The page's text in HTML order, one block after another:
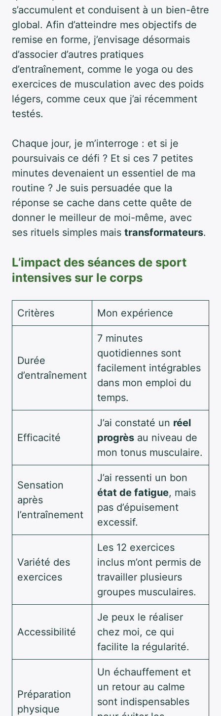
s’accumulent et conduisent à un bien-être
global. Afin d’atteindre mes objectifs de
remise en forme, j’envisage désormais
d’associer d’autres pratiques
d’entraînement, comme le yoga ou des
exercices de musculation avec des poids
légers, comme ceux que j’ai récemment
testés.
Chaque jour, je m’interroge : et si je
poursuivais ce défi ? Et si ces 7 petites
minutes devenaient un essentiel de ma
routine ? Je suis persuadée que la
réponse se cache dans cette quête de
donner le meilleur de moi-même, avec
ses rituels simples mais transformateurs.
L’impact des séances de sport
intensives sur le corps
Critères Mon expérience
Durée
d’entraînement
7 minutes
quotidiennes sont
facilement intégrables
dans mon emploi du
temps.
Efficacité
J’ai constaté un réel
progrès au niveau de
mon tonus musculaire.
Sensation
après
l’entraînement
J’ai ressenti un bon
état de fatigue, mais
pas d’épuisement
excessif.
Variété des
exercices
Les 12 exercices
inclus m’ont permis de
travailler plusieurs
groupes musculaires.
Accessibilité
Je peux le réaliser
chez moi, ce qui
facilite la régularité.
Préparation
physique
Un échauffement et
un retour au calme
sont indispensables